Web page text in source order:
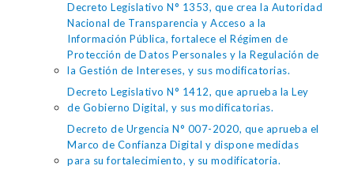
Decreto Legislativo N° 1353, que crea la Autoridad
Nacional de Transparencia y Acceso a la
Información Pública, fortalece el Régimen de
Protección de Datos Personales y la Regulación de
la Gestión de Intereses, y sus modificatorias.
Decreto Legislativo N° 1412, que aprueba la Ley
de Gobierno Digital, y sus modificatorias.
Decreto de Urgencia N° 007-2020, que aprueba el
Marco de Confianza Digital y dispone medidas
para su fortalecimiento, y su modificatoria.